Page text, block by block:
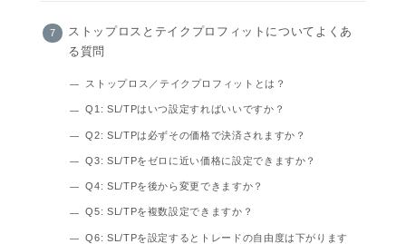
ストップロスとテイクプロフィットについてよくあ
る質問
ストップロス／テイクプロフィットとは？
Q1: SL/TPはいつ設定すればいいですか？
Q2: SL/TPは必ずその価格で決済されますか？
Q3: SL/TPをゼロに近い価格に設定できますか？
Q4: SL/TPを後から変更できますか？
Q5: SL/TPを複数設定できますか？
Q6: SL/TPを設定するとトレードの自由度は下がります